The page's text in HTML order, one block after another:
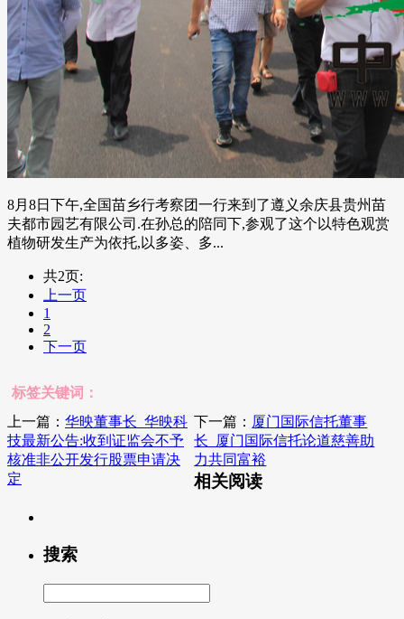
8月8日下午,全国苗乡行考察团一行来到了遵义余庆县贵州苗
夫都市园艺有限公司.在孙总的陪同下,参观了这个以特色观赏
植物研发生产为依托,以多姿、多...
共2页:
上一页
1
2
下一页
标签关键词：
上一篇： 华映董事长_华映科
技最新公告:收到证监会不予
核准非公开发行股票申请决
定
下一篇： 厦门国际信托董事
长_厦门国际信托论道慈善助
力共同富裕
相关阅读
搜索